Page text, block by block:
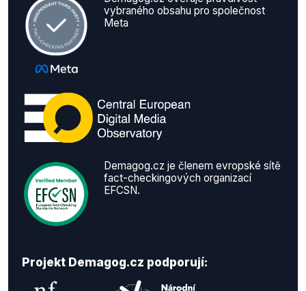
vybraného obsahu pro společnost
Meta
Demagog.cz je členem evropské sítě
fact-checkingových organizací
EFCSN.
Projekt Demagog.cz podporují: